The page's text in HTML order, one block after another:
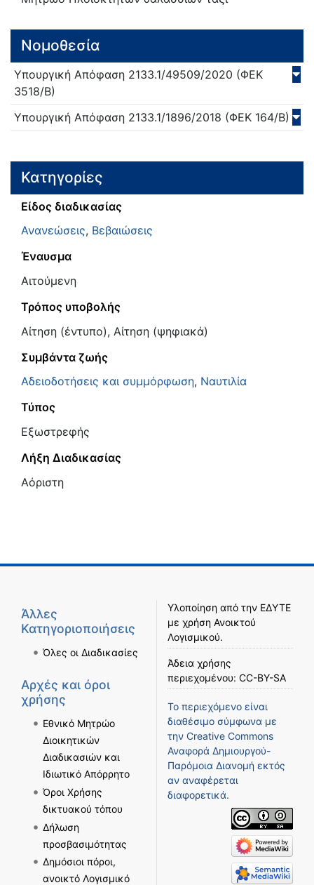
Νομοθεσία
Υπουργική Απόφαση 2133.1/49509/2020 (ΦΕΚ
3518/Β)
Υπουργική Απόφαση 2133.1/1896/2018 (ΦΕΚ 164/Β)
Κατηγορίες
Είδος διαδικασίας
Ανανεώσεις, Βεβαιώσεις
Έναυσμα
Αιτούμενη
Τρόπος υποβολής
Αίτηση (έντυπο), Αίτηση (ψηφιακά)
Συμβάντα ζωής
Αδειοδοτήσεις και συμμόρφωση, Ναυτιλία
Τύπος
Εξωστρεφής
Λήξη Διαδικασίας
Αόριστη
Άλλες
Κατηγοριοποιήσεις
Όλες οι Διαδικασίες
Αρχές και όροι
χρήσης
Εθνικό Μητρώο
Διοικητικών
Διαδικασιών και
Ιδιωτικό Απόρρητο
Όροι Χρήσης
δικτυακού τόπου
Δήλωση
προσβασιμότητας
Δημόσιοι πόροι,
ανοικτό Λογισμικό
Υλοποίηση από την ΕΔΥΤΕ
με χρήση Ανοικτού
Λογισμικού.
Άδεια χρήσης
περιεχομένου: CC-BY-SA
Το περιεχόμενο είναι
διαθέσιμο σύμφωνα με
την Creative Commons
Αναφορά Δημιουργού-
Παρόμοια Διανομή εκτός
αν αναφέρεται
διαφορετικά.